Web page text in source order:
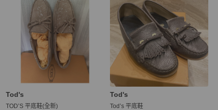
Tod's
TOD’S 平底鞋(全新)
Tod's
Tod’s 平底鞋